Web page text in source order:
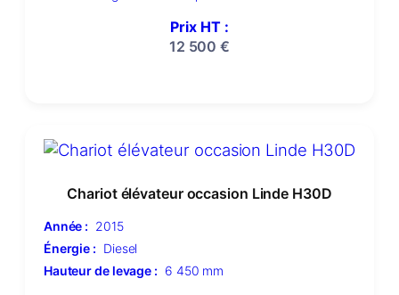
Prix HT :
12 500€
Chariot élévateur occasion Linde H30D
Année : 2015
Énergie : Diesel
Hauteur de levage : 6 450 mm